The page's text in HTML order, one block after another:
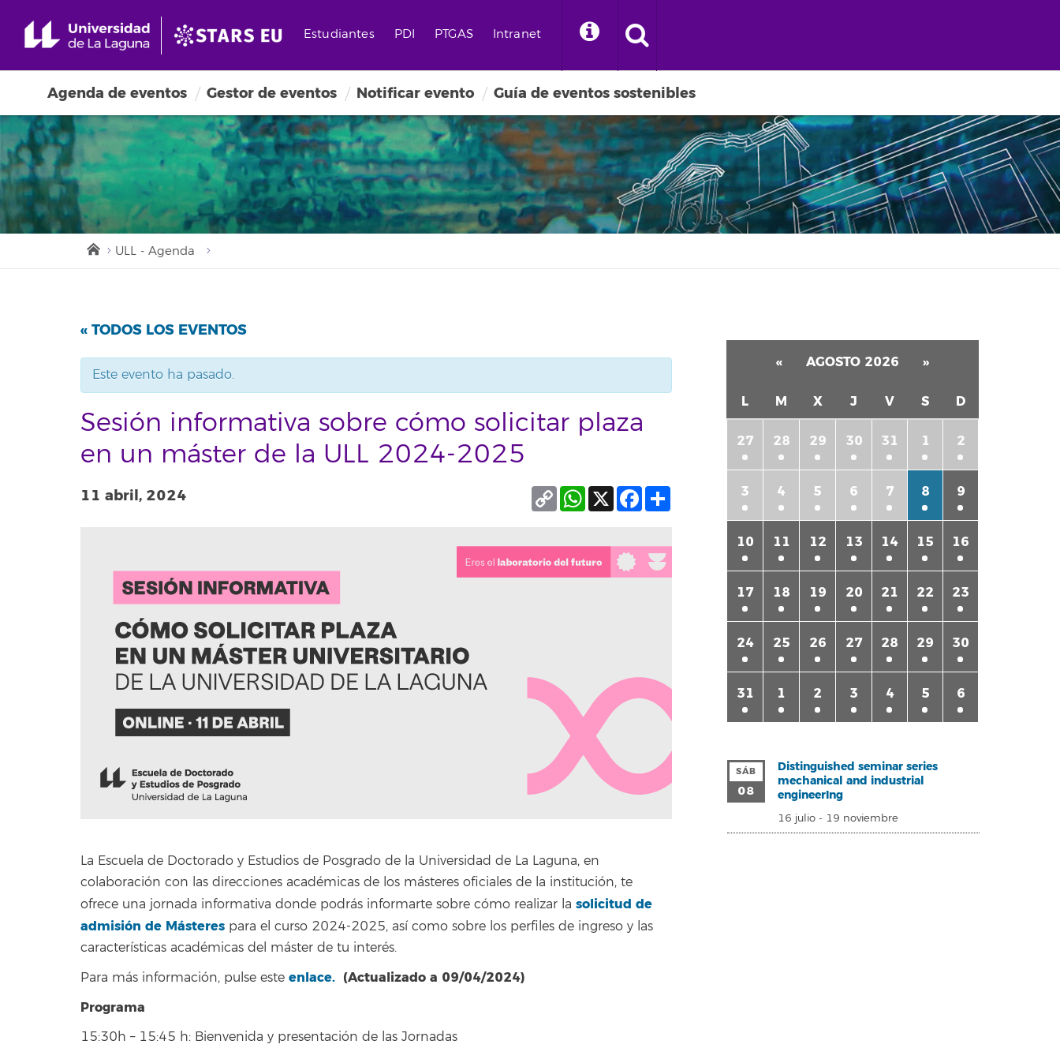
Estudiantes PDI PTGAS Intranet
Agenda de eventos Gestor de eventos Notificar evento Guía de eventos sostenibles
ULL - Agenda
« TODOS LOS EVENTOS
Este evento ha pasado.
Sesión informativa sobre cómo solicitar plaza
en un máster de la ULL 2024-2025
11 abril, 2024 Facebook
X
WhatsApp
Copy
Link
La Escuela de Doctorado y Estudios de Posgrado de la Universidad de La Laguna, en
colaboración con las direcciones académicas de los másteres oficiales de la institución, te
ofrece una jornada informativa donde podrás informarte sobre cómo realizar la solicitud de
admisión de Másteres para el curso 2024-2025, así como sobre los perfiles de ingreso y las
características académicas del máster de tu interés.
Para más información, pulse este enlace. (Actualizado a 09/04/2024)
Programa
15:30h – 15:45 h: Bienvenida y presentación de las Jornadas
« AGOSTO 2026 »
L M X J V S D
27 28 29 30 31 1 2
3 4 5 6 7 8 9
10 11 12 13 14 15 16
17 18 19 20 21 22 23
24 25 26 27 28 29 30
31 1 2 3 4 5 6
SÁB
08
Distinguished seminar series
mechanical and industrial
engineerIng
16 julio - 19 noviembre